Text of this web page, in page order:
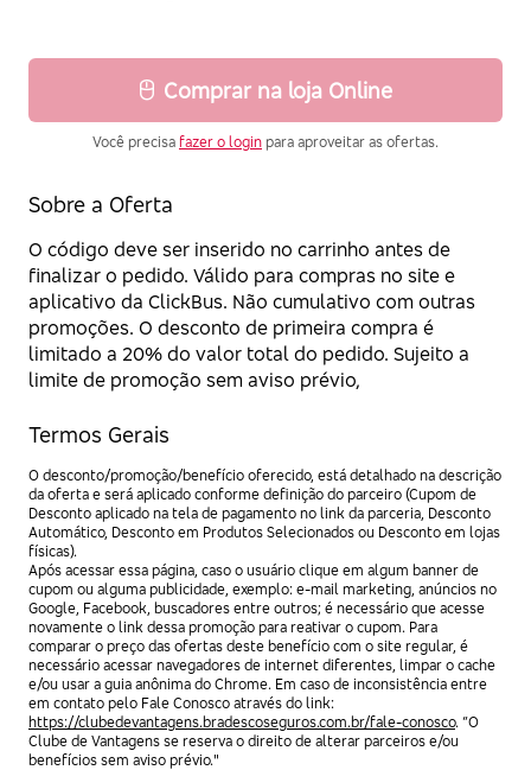
Comprar na loja Online
Você precisa fazer o login para aproveitar as ofertas.
Sobre a Oferta
O código deve ser inserido no carrinho antes de
finalizar o pedido. Válido para compras no site e
aplicativo da ClickBus. Não cumulativo com outras
promoções. O desconto de primeira compra é
limitado a 20% do valor total do pedido. Sujeito a
limite de promoção sem aviso prévio,
Termos Gerais
O desconto/promoção/benefício oferecido, está detalhado na descrição
da oferta e será aplicado conforme definição do parceiro (Cupom de
Desconto aplicado na tela de pagamento no link da parceria, Desconto
Automático, Desconto em Produtos Selecionados ou Desconto em lojas
físicas).
Após acessar essa página, caso o usuário clique em algum banner de
cupom ou alguma publicidade, exemplo: e-mail marketing, anúncios no
Google, Facebook, buscadores entre outros; é necessário que acesse
novamente o link dessa promoção para reativar o cupom. Para
comparar o preço das ofertas deste benefício com o site regular, é
necessário acessar navegadores de internet diferentes, limpar o cache
e/ou usar a guia anônima do Chrome. Em caso de inconsistência entre
em contato pelo Fale Conosco através do link:
https://clubedevantagens.bradescoseguros.com.br/fale-conosco. “O
Clube de Vantagens se reserva o direito de alterar parceiros e/ou
benefícios sem aviso prévio."